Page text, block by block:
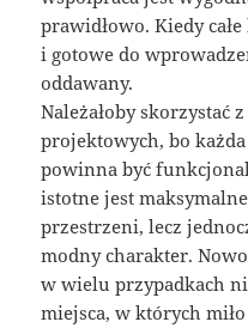
prawidłowo. Kiedy
i gotowe do
oddawany.
Należałoby skorzystać
projektowych, bo
powinna być
istotne jest
przestrzeni, lecz
modny charakter.
w wielu przypadkach
miejsca, w których miło